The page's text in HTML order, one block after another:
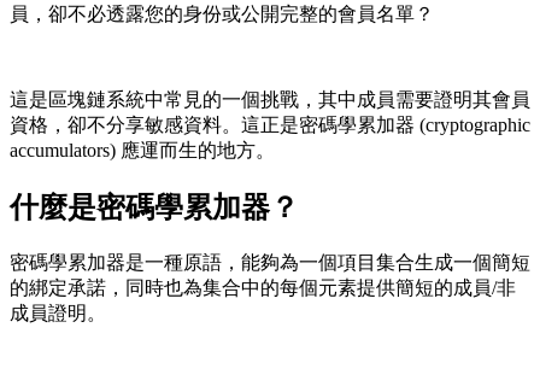
員，卻不必透露您的身份或公開完整的會員名單？
這是區塊鏈系統中常見的一個挑戰，其中成員需要證明其會員
資格，卻不分享敏感資料。這正是密碼學累加器 (cryptographic
accumulators) 應運而生的地方。
什麼是密碼學累加器？
密碼學累加器是一種原語，能夠為一個項目集合生成一個簡短
的綁定承諾，同時也為集合中的每個元素提供簡短的成員/非
成員證明。